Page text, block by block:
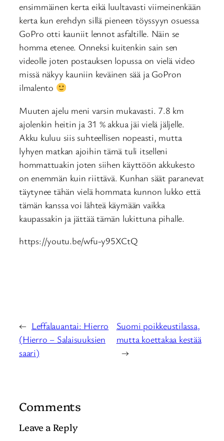
ensimmäinen kerta eikä luultavasti viimeinenkään
kerta kun erehdyn sillä pieneen töyssyyn osuessa
GoPro otti kauniit lennot asfaltille. Näin se
homma etenee. Onneksi kuitenkin sain sen
videolle joten postauksen lopussa on vielä video
missä näkyy kauniin keväinen sää ja GoPron
ilmalento
Muuten ajelu meni varsin mukavasti. 7.8 km
ajolenkin heitin ja 31 % akkua jäi vielä jäljelle.
Akku kuluu siis suhteellisen nopeasti, mutta
lyhyen matkan ajoihin tämä tuli itselleni
hommattuakin joten siihen käyttöön akkukesto
on enemmän kuin riittävä. Kunhan säät paranevat
täytynee tähän vielä hommata kunnon lukko että
tämän kanssa voi lähteä käymään vaikka
kaupassakin ja jättää tämän lukittuna pihalle.
https://youtu.be/wfu-y95XCtQ
← Leffalauantai: Hierro
(Hierro – Salaisuuksien
saari)
Suomi poikkeustilassa,
mutta koettakaa kestää
→
Comments
Leave a Reply